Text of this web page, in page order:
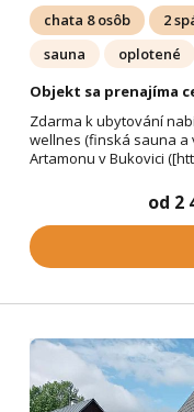
chata 8 osôb 2
sauna
oplotené
Objekt sa prenajíma
Zdarma k ubytování
wellnes (finská sauna a
Artamonu v Bukovici
od 2